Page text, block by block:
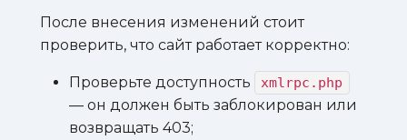
После внесения изменений стоит
проверить, что сайт работает корректно:
Проверьте доступность xmlrpc.php
— он должен быть заблокирован или
возвращать 403;